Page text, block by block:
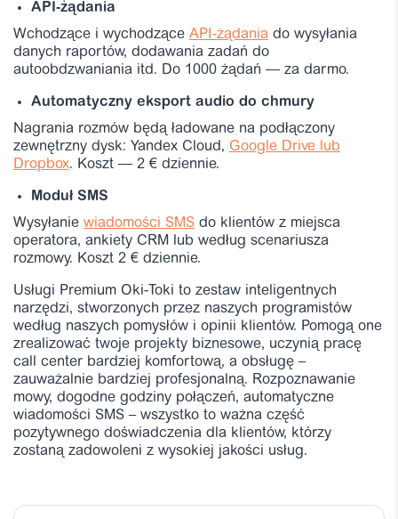
API-żądania
Wchodzące i wychodzące API-żądania do wysyłania
danych raportów, dodawania zadań do
autoobdzwaniania itd. Do 1000 żądań — za darmo.
Automatyczny eksport audio do chmury
Nagrania rozmów będą ładowane na podłączony
zewnętrzny dysk: Yandex Cloud, Google Drive lub
Dropbox. Koszt — 2 € dziennie.
Moduł SMS
Wysyłanie wiadomości SMS do klientów z miejsca
operatora, ankiety CRM lub według scenariusza
rozmowy. Koszt 2 € dziennie.
Usługi Premium Oki-Toki to zestaw inteligentnych
narzędzi, stworzonych przez naszych programistów
według naszych pomysłów i opinii klientów. Pomogą one
zrealizować twoje projekty biznesowe, uczynią pracę
call center bardziej komfortową, a obsługę –
zauważalnie bardziej profesjonalną. Rozpoznawanie
mowy, dogodne godziny połączeń, automatyczne
wiadomości SMS – wszystko to ważna część
pozytywnego doświadczenia dla klientów, którzy
zostaną zadowoleni z wysokiej jakości usług.